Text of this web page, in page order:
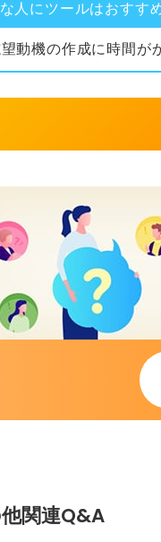
人にツールはおすす
望動機の作成に時間が
関連Q&A